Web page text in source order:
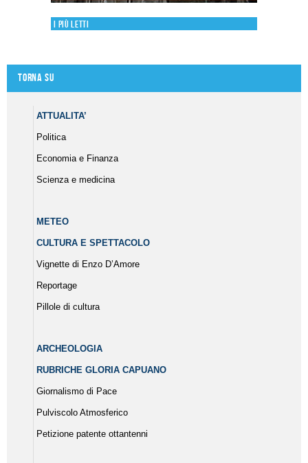
I più letti
Torna su
ATTUALITA’
Politica
Economia e Finanza
Scienza e medicina
METEO
CULTURA E SPETTACOLO
Vignette di Enzo D’Amore
Reportage
Pillole di cultura
ARCHEOLOGIA
RUBRICHE GLORIA CAPUANO
Giornalismo di Pace
Pulviscolo Atmosferico
Petizione patente ottantenni